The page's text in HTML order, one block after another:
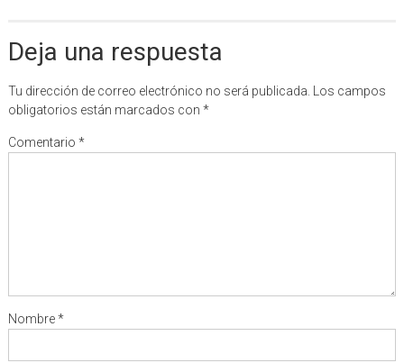
Deja una respuesta
Tu dirección de correo electrónico no será publicada.
Los campos
obligatorios están marcados con *
Comentario *
Nombre*